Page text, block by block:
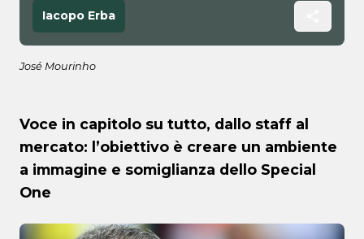
Iacopo Erba
José Mourinho
Voce in capitolo su tutto, dallo staff al
mercato: l’obiettivo è creare un ambiente
a immagine e somiglianza dello Special
One